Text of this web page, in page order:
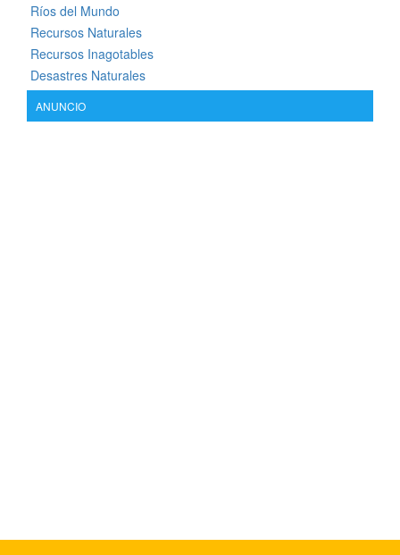
Ríos del Mundo
Recursos Naturales
Recursos Inagotables
Desastres Naturales
ANUNCIO